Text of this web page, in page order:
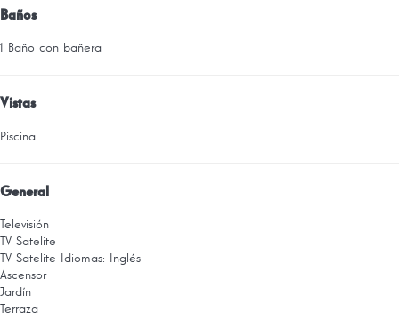
Baños
1 Baño con bañera
Vistas
Piscina
General
Televisión
TV Satelite
TV Satelite
Idiomas: Inglés
Ascensor
Jardín
Terraza